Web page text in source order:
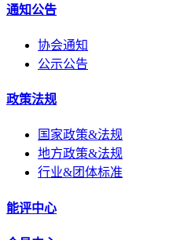
通知公告
协会通知
公示公告
政策法规
国家政策&法规
地方政策&法规
行业&团体标准
能评中心